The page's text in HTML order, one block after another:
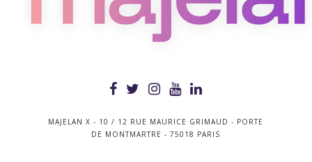
MAJELAN X - 10 / 12 RUE MAURICE GRIMAUD - PORTE
DE MONTMARTRE - 75018 PARIS